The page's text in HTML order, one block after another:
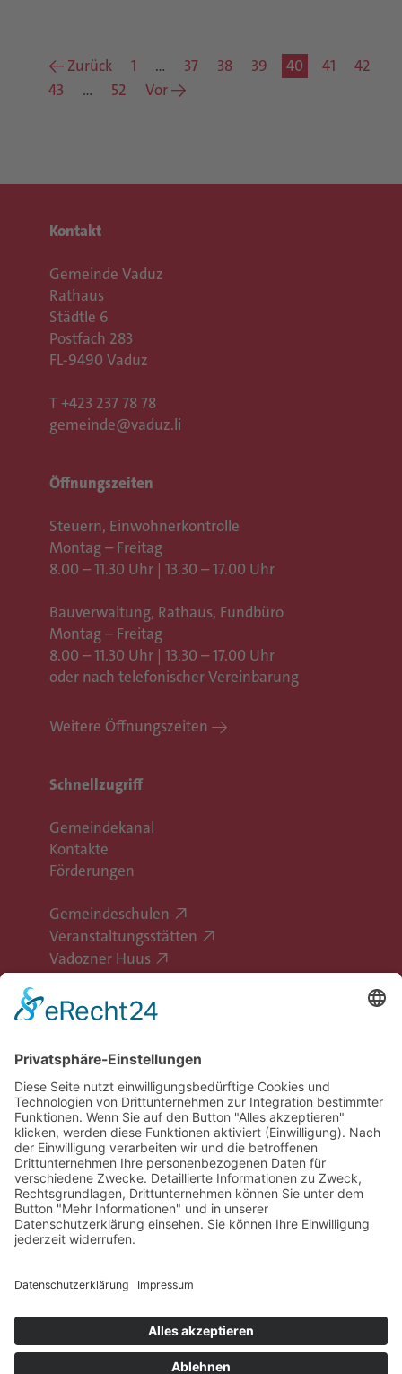
← Zurück 1 … 37 38 39 40 41
42
43
… 52 Vor →
Kontakt
Gemeinde Vaduz
Rathaus
Städtle 6
Postfach 283
FL-9490 Vaduz
T +423 237 78 78
gemeinde@vaduz.li
Öffnungszeiten
Steuern, Einwohnerkontrolle
Montag – Freitag
8.00 – 11.30 Uhr | 13.30 – 17.00 Uhr
Bauverwaltung, Rathaus, Fundbüro
Montag – Freitag
8.00 – 11.30 Uhr | 13.30 – 17.00 Uhr
oder nach telefonischer Vereinbarung
Weitere Öffnungszeiten
Schnellzugriff
Gemeindekanal
Kontakte
Förderungen
Gemeindeschulen
Veranstaltungsstätten
Vadozner Huus
Chatbot-Nutzungsbedingungen